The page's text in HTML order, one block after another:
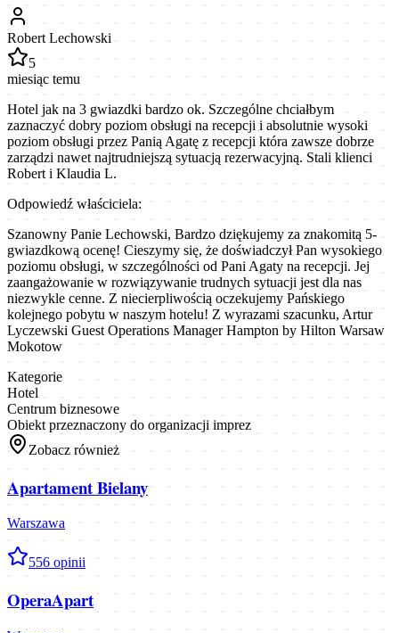
Robert Lechowski
5
miesiąc temu
Hotel jak na 3 gwiazdki bardzo ok. Szczególne chciałbym
zaznaczyć dobry poziom obsługi na recepcji i absolutnie wysoki
poziom obsługi przez Panią Agatę z recepcji która zawsze dobrze
zarządzi nawet najtrudniejszą sytuacją rezerwacyjną. Stali klienci
Robert i Klaudia L.
Odpowiedź właściciela:
Szanowny Panie Lechowski, Bardzo dziękujemy za znakomitą 5-
gwiazdkową ocenę! Cieszymy się, że doświadczył Pan wysokiego
poziomu obsługi, w szczególności od Pani Agaty na recepcji. Jej
zaangażowanie w rozwiązywanie trudnych sytuacji jest dla nas
niezwykle cenne. Z niecierpliwością oczekujemy Pańskiego
kolejnego pobytu w naszym hotelu! Z wyrazami szacunku, Artur
Lyczewski Guest Operations Manager Hampton by Hilton Warsaw
Mokotow
Kategorie
Hotel
Centrum biznesowe
Obiekt przeznaczony do organizacji imprez
Zobacz również
Apartament Bielany
Warszawa
556 opinii
OperaApart